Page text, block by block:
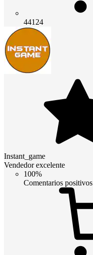
44124
Instant_game
Vendedor excelente
100%
Comentarios positivos